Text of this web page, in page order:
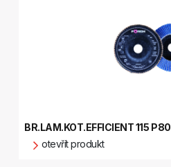
BR.LAM.KOT.EFFICIENT 115 P80
otevřít produkt